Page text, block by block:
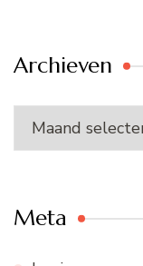
Archieven
Archieven
Meta